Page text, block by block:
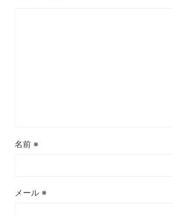
名前 ※
メール ※